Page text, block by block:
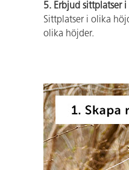
5. Erbjud sittplatser
Sittplatser i olika
olika höjder.